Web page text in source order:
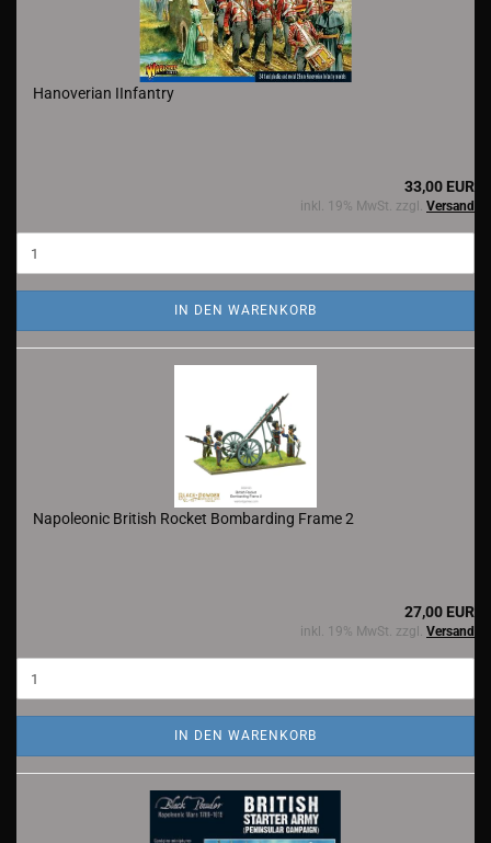
Hanoverian IInfantry
33,00 EUR
inkl. 19% MwSt. zzgl. Versand
IN DEN WARENKORB
Napoleonic British Rocket Bombarding Frame 2
27,00 EUR
inkl. 19% MwSt. zzgl. Versand
IN DEN WARENKORB